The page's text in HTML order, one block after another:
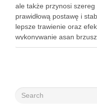
ale także przynosi
prawidłową postawę i
lepsze trawienie oraz
wykonywanie asan
elastyczności i